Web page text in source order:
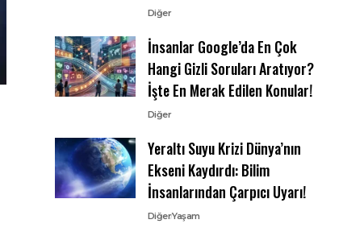
Diğer
İnsanlar Google’da En Çok
Hangi Gizli Soruları Aratıyor?
İşte En Merak Edilen Konular!
Diğer
Yeraltı Suyu Krizi Dünya’nın
Ekseni Kaydırdı: Bilim
İnsanlarından Çarpıcı Uyarı!
DiğerYaşam